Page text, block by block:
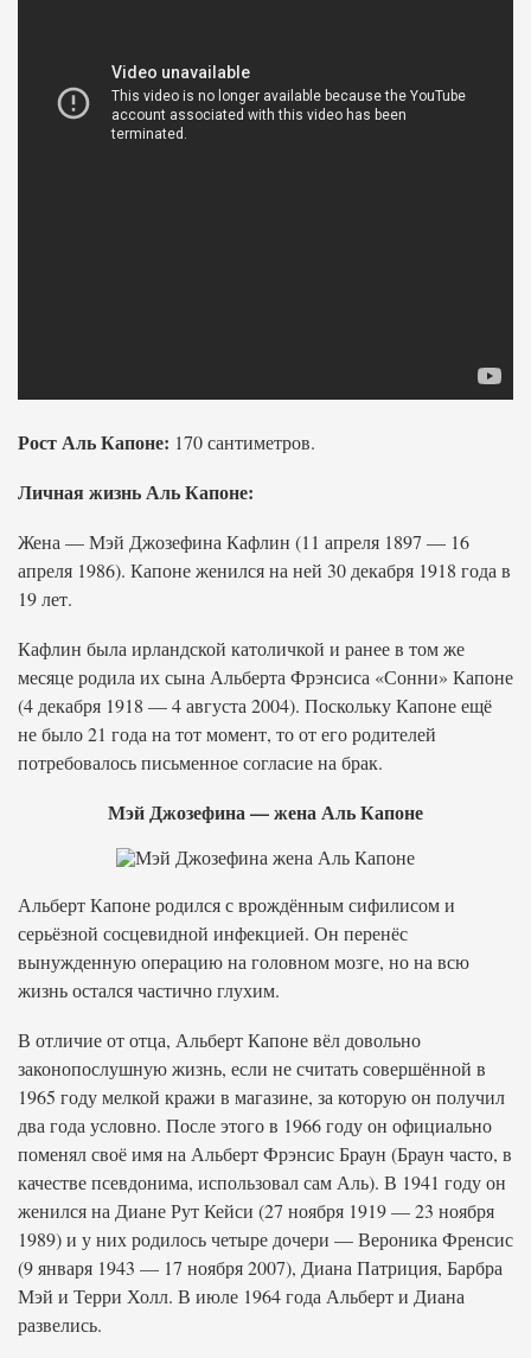
Рост Аль Капоне: 170 сантиметров.
Личная жизнь Аль Капоне:
Жена — Мэй Джозефина Кафлин (11 апреля 1897 — 16
апреля 1986). Капоне женился на ней 30 декабря 1918 года в
19 лет.
Кафлин была ирландской католичкой и ранее в том же
месяце родила их сына Альберта Фрэнсиса «Сонни» Капоне
(4 декабря 1918 — 4 августа 2004). Поскольку Капоне ещё
не было 21 года на тот момент, то от его родителей
потребовалось письменное согласие на брак.
Мэй Джозефина — жена Аль Капоне
Альберт Капоне родился с врождённым сифилисом и
серьёзной сосцевидной инфекцией. Он перенёс
вынужденную операцию на головном мозге, но на всю
жизнь остался частично глухим.
В отличие от отца, Альберт Капоне вёл довольно
законопослушную жизнь, если не считать совершённой в
1965 году мелкой кражи в магазине, за которую он получил
два года условно. После этого в 1966 году он официально
поменял своё имя на Альберт Фрэнсис Браун (Браун часто, в
качестве псевдонима, использовал сам Аль). В 1941 году он
женился на Диане Рут Кейси (27 ноября 1919 — 23 ноября
1989) и у них родилось четыре дочери — Вероника Френсис
(9 января 1943 — 17 ноября 2007), Диана Патриция, Барбра
Мэй и Терри Холл. В июле 1964 года Альберт и Диана
развелись.